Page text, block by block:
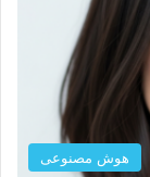
هوش مصنوعی